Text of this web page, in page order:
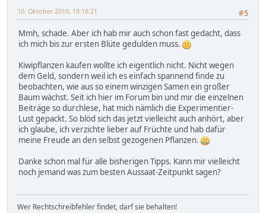
#5
10. Oktober 2010, 19:16:21
Mmh, schade. Aber ich hab mir auch schon fast gedacht, dass
ich mich bis zur ersten Blüte gedulden muss.
Kiwipflanzen kaufen wollte ich eigentlich nicht. Nicht wegen
dem Geld, sondern weil ich es einfach spannend finde zu
beobachten, wie aus so einem winzigen Samen ein großer
Baum wächst. Seit ich hier im Forum bin und mir die einzelnen
Beiträge so durchlese, hat mich nämlich die Experimentier-
Lust gepackt. So blöd sich das jetzt vielleicht auch anhört, aber
ich glaube, ich verzichte lieber auf Früchte und hab dafür
meine Freude an den selbst gezogenen Pflanzen.
Danke schon mal für alle bisherigen Tipps. Kann mir vielleicht
noch jemand was zum besten Aussaat-Zeitpunkt sagen?
Wer Rechtschreibfehler findet, darf sie behalten!